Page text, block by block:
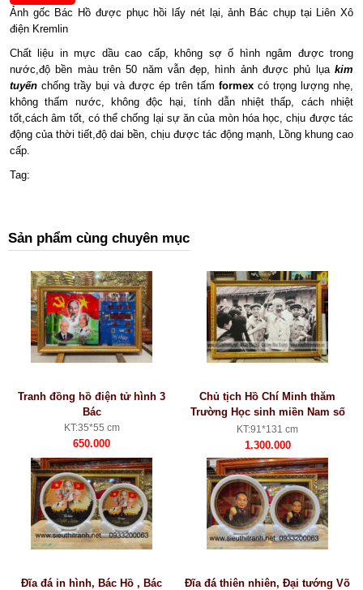
Ảnh gốc Bác Hồ được phục hồi lấy nét lại, ảnh Bác chụp tại Liên Xô
điện Kremlin
Chất liệu in mực dầu cao cấp, không sợ ố hình ngâm được trong
nước,độ bền màu trên 50 năm vẫn đẹp, hình ảnh được phủ lụa kim
tuyến chống trầy bụi và được ép trên tấm formexcó trọng lượng nhẹ,
không thấm nước, không độc hại, tính dẫn nhiệt thấp, cách nhiệt
tốt,cách âm tốt, có thể chống lại sự ăn của mòn hóa học, chịu được tác
động của thời tiết,độ dai bền, chịu được tác động mạnh,
Lồng khung cao
cấp.
Tag:
Sản phẩm cùng chuyên mục
Tranh đồng hồ điện tử hình 3
Bác
KT:35*55 cm
650.000
Chủ tịch Hồ Chí Minh thăm
Trường Học sinh miền Nam số
12, TP Hải Phòng -vn037
KT:91*131 cm
1.300.000
Đĩa đá in hình, Bác Hồ , Bác
Đĩa đá thiên nhiên, Đại tướng Võ